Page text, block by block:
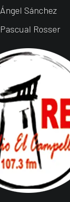
Ángel Sánchez
Pascual Rosser